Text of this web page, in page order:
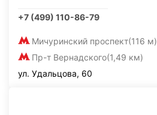
+7 (499) 110-86-79
Мичуринский проспект(116 м)
Пр-т Вернадского(1,49 км)
ул. Удальцова, 60